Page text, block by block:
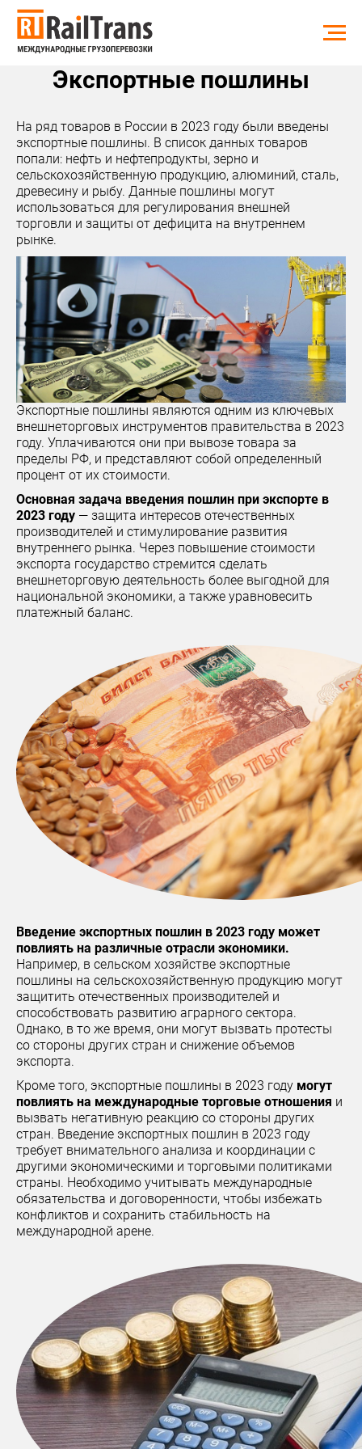
Экспортные пошлины
На ряд товаров в России в 2023 году были введены
экспортные пошлины. В список данных товаров
попали: нефть и нефтепродукты, зерно и
сельскохозяйственную продукцию, алюминий, сталь,
древесину и рыбу. Данные пошлины могут
использоваться для регулирования внешней
торговли и защиты от дефицита на внутреннем
рынке.
Экспортные пошлины являются одним из ключевых
внешнеторговых инструментов правительства в 2023
году. Уплачиваются они при вывозе товара за
пределы РФ, и представляют собой определенный
процент от их стоимости.
Основная задача введения пошлин при экспорте в
2023 году — защита интересов отечественных
производителей и стимулирование развития
внутреннего рынка. Через повышение стоимости
экспорта государство стремится сделать
внешнеторговую деятельность более выгодной для
национальной экономики, а также уравновесить
платежный баланс.
Введение экспортных пошлин в 2023 году может
повлиять на различные отрасли экономики.
Например, в сельском хозяйстве экспортные
пошлины на сельскохозяйственную продукцию могут
защитить отечественных производителей и
способствовать развитию аграрного сектора.
Однако, в то же время, они могут вызвать протесты
со стороны других стран и снижение объемов
экспорта.
Кроме того, экспортные пошлины в 2023 году могут
повлиять на международные торговые отношения и
вызвать негативную реакцию со стороны других
стран. Введение экспортных пошлин в 2023 году
требует внимательного анализа и координации с
другими экономическими и торговыми политиками
страны. Необходимо учитывать международные
обязательства и договоренности, чтобы избежать
конфликтов и сохранить стабильность на
международной арене.